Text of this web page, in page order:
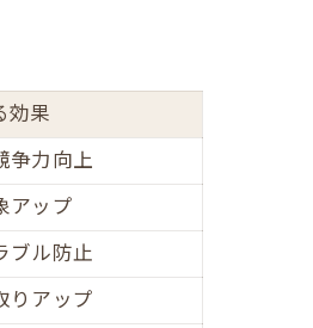
効果
争力向上
アップ
ブル防止
りアップ